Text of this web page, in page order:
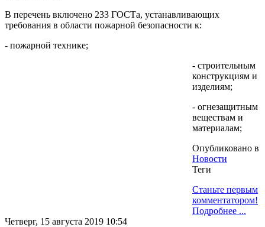
В перечень включено 233 ГОСТа, устанавливающих
требования в области пожарной безопасности к:
- пожарной технике;
- строительным
конструкциям и
изделиям;
- огнезащитным
веществам и
материалам;
Опубликовано в
Новости
Теги
Станьте первым
комментатором!
Подробнее ...
Четверг, 15 августа 2019 10:54